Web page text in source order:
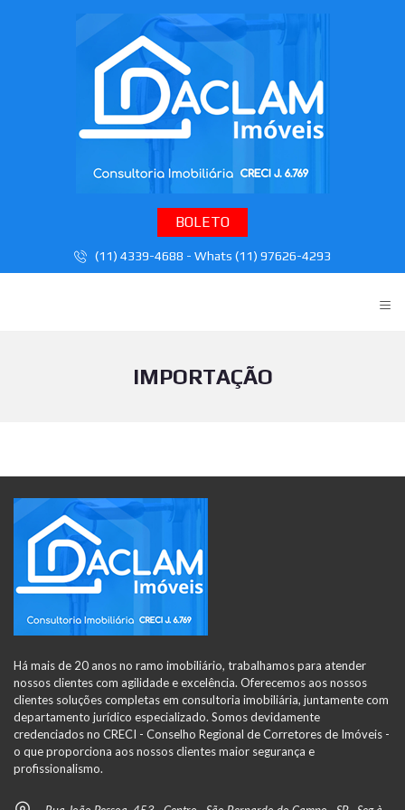
BOLETO
(11) 4339-4688 - Whats (11) 97626-4293
≡
IMPORTAÇÃO
Há mais de 20 anos no ramo imobiliário, trabalhamos para atender
nossos clientes com agilidade e excelência. Oferecemos aos nossos
clientes soluções completas em consultoria imobiliária, juntamente com
departamento jurídico especializado. Somos devidamente
credenciados no CRECI - Conselho Regional de Corretores de Imóveis -
o que proporciona aos nossos clientes maior segurança e
profissionalismo.